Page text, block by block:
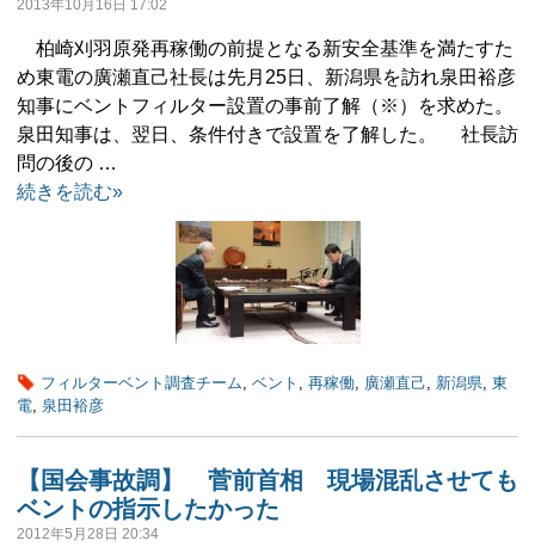
2013年10月16日 17:02
柏崎刈羽原発再稼働の前提となる新安全基準を満たすた
め東電の廣瀬直己社長は先月25日、新潟県を訪れ泉田裕彦
知事にベントフィルター設置の事前了解（※）を求めた。
泉田知事は、翌日、条件付きで設置を了解した。 社長訪
問の後の …
続きを読む»
フィルターベント調査チーム, ベント , 再稼働, 廣瀬直己, 新潟県, 東
電, 泉田裕彦
【国会事故調】 菅前首相 現場混乱させても
ベントの指示したかった
2012年5月28日 20:34